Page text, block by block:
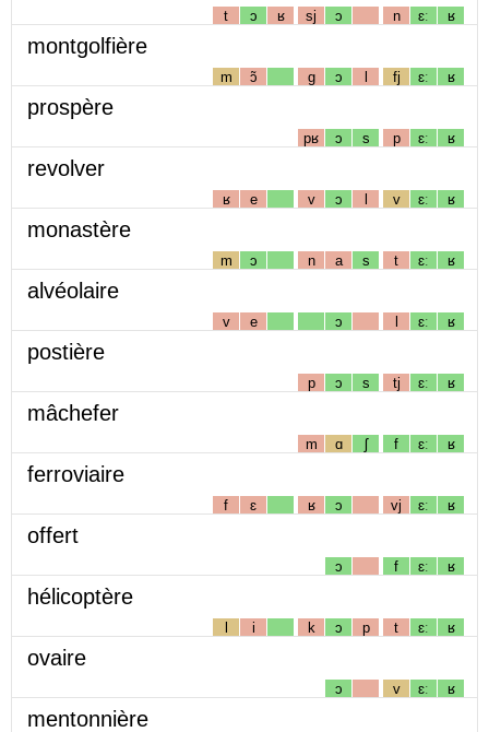
t ɔ ʁ sj ɔ n ɛː ʁ
montgolfière
m ɔ̃ g ɔ l fj ɛː ʁ
prospère
pʁ ɔ s p ɛː ʁ
revolver
ʁ e v ɔ l v ɛː ʁ
monastère
m ɔ n a s t ɛː ʁ
alvéolaire
v e ɔ l ɛː ʁ
postière
p ɔ s tj ɛː ʁ
mâchefer
m ɑ ʃ f ɛː ʁ
ferroviaire
f ɛ ʁ ɔ vj ɛː ʁ
offert
ɔ f ɛː ʁ
hélicoptère
l i k ɔ p t ɛː ʁ
ovaire
ɔ v ɛː ʁ
mentonnière